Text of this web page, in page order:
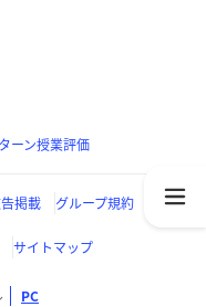
ーン授業評価
掲載
グループ規約
サイトマップ
PC